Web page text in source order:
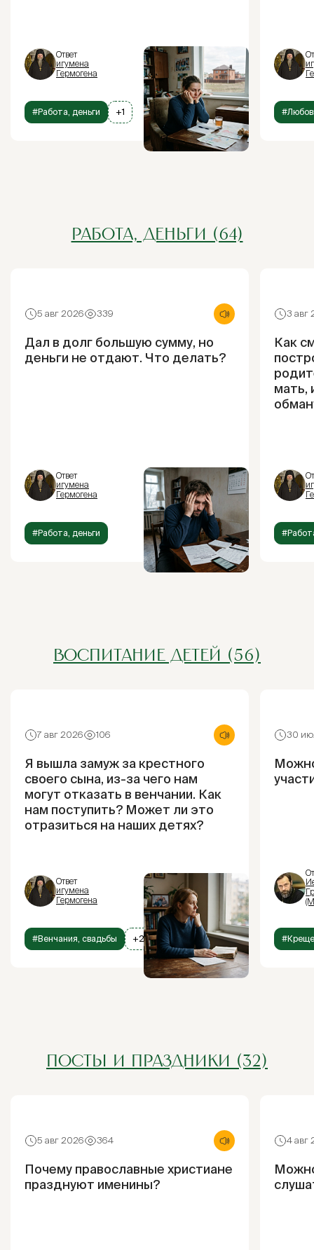
Ответ
игумена
Гермогена
#Работа, деньги +1
РАБОТА, ДЕНЬГИ (64)
5 авг 2026 339
Дал в долг большую сумму, но
деньги не отдают. Что делать?
Ответ
игумена
Гермогена
#Работа, деньги
3 авг
Как
мать,
ВОСПИТАНИЕ ДЕТЕЙ (56)
7 авг 2026 106
Я вышла замуж за крестного
своего сына, из-за чего нам
могут отказать в венчании. Как
нам поступить? Может ли это
отразиться на наших детях?
Ответ
игумена
Гермогена
#Венчания, свадьбы +2
30
ПОСТЫ И ПРАЗДНИКИ (32)
5 авг 2026 364
Почему православные христиане
празднуют именины?
4 авг